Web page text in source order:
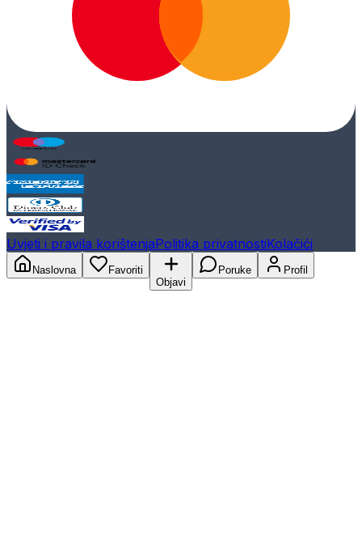
Uvjeti i pravila korištenjaPolitika privatnostiKolačići
Naslovna
Favoriti
Objavi
Poruke Profil